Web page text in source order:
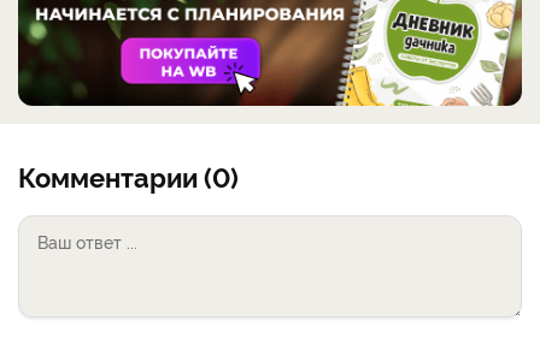
Комментарии (0)